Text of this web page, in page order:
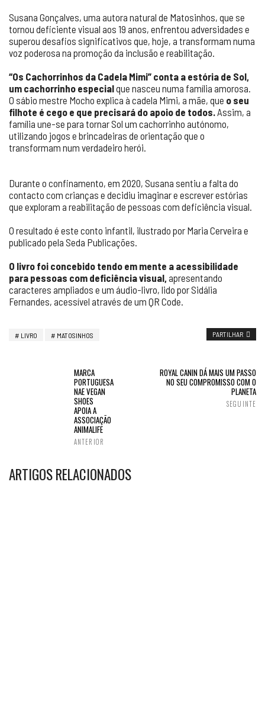
Susana Gonçalves, uma autora natural de Matosinhos, que se
tornou deficiente visual aos 19 anos, enfrentou adversidades e
superou desafios significativos que, hoje, a transformam numa
voz poderosa na promoção da inclusão e reabilitação.
“Os Cachorrinhos da Cadela Mimi” conta a estória de Sol,
um cachorrinho especialque nasceu numa família amorosa.
O sábio mestre Mocho explica à cadela Mimi, a mãe, que o seu
filhote é cego e que precisará do apoio de todos.Assim, a
família une-se para tornar Sol um cachorrinho autónomo,
utilizando jogos e brincadeiras de orientação que o
transformam num verdadeiro herói.
Durante o confinamento, em 2020, Susana sentiu a falta do
contacto com crianças e decidiu imaginar e escrever estórias
que exploram a reabilitação de pessoas com deficiência visual.
O resultado é este conto infantil, ilustrado por Maria Cerveira e
publicado pela Seda Publicações.
O livro foi concebido tendo em mente a acessibilidade
para pessoas com deficiência visual,apresentando
caracteres ampliados e um áudio-livro, lido por Sidália
Fernandes, acessível através de um QR Code.
LIVRO MATOSINHOS PARTILHAR
MARCA
PORTUGUESA
NAE VEGAN
SHOES
APOIA A
ASSOCIAÇÃO
ANIMALIFE
ANTERIOR
ROYAL CANIN DÁ MAIS UM PASSO
NO SEU COMPROMISSO COM O
PLANETA
SEGUINTE
ARTIGOS RELACIONADOS